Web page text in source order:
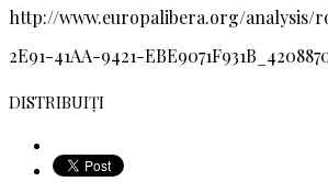
http://www.europalibera.org/analysis/
2E91-41AA-9421-
DISTRIBUIȚI